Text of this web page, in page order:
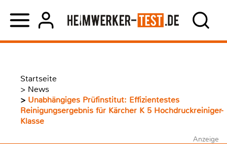
Startseite
> News
> Unabhängiges Prüfinstitut: Effizientestes
Reinigungsergebnis für Kärcher K 5 Hochdruckreiniger-
Klasse
Anzeige